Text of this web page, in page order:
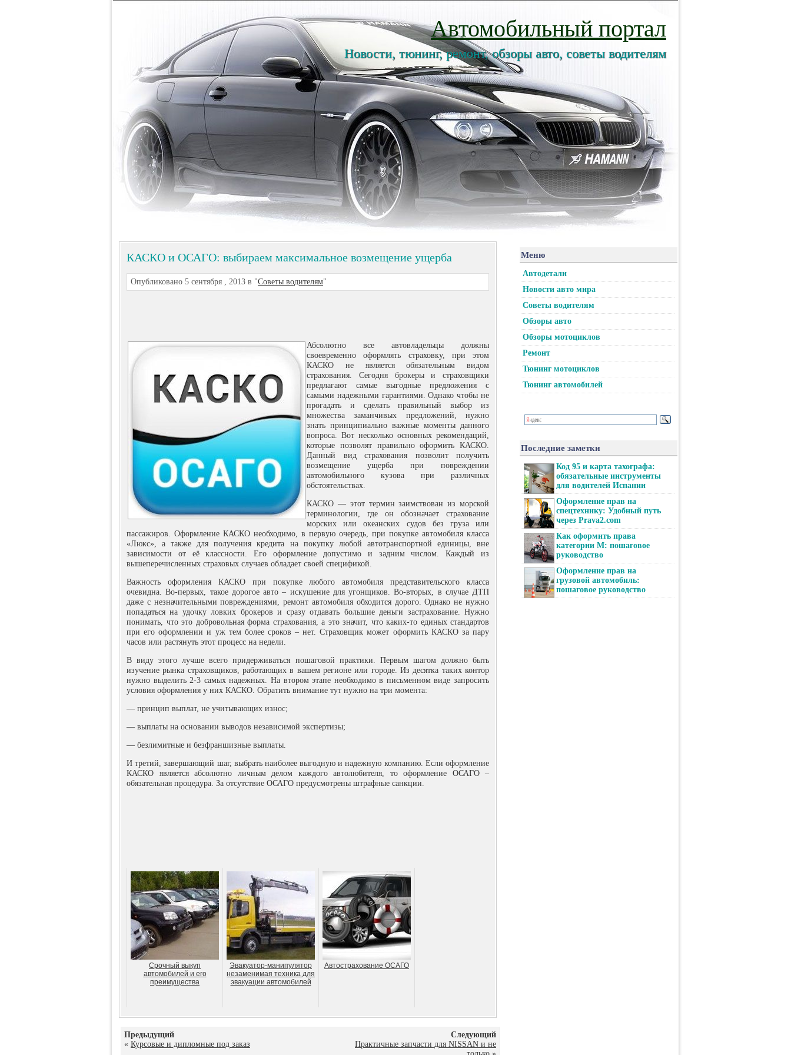
Автомобильный портал
Новости, тюнинг, ремонт, обзоры авто, советы водителям
КАСКО и ОСАГО: выбираем максимальное возмещение ущерба
Опубликовано 5 сентября , 2013 в "Советы водителям"
Абсолютно все автовладельцы должны
своевременно оформлять страховку, при этом
КАСКО не является обязательным видом
страхования. Сегодня брокеры и страховщики
предлагают самые выгодные предложения с
самыми надежными гарантиями. Однако чтобы не
прогадать и сделать правильный выбор из
множества заманчивых предложений, нужно
знать принципиально важные моменты данного
вопроса. Вот несколько основных рекомендаций,
которые позволят правильно оформить КАСКО.
Данный вид страхования позволит получить
возмещение ущерба при повреждении
автомобильного кузова при различных
обстоятельствах.
КАСКО — этот термин заимствован из морской
терминологии, где он обозначает страхование
морских или океанских судов без груза или
пассажиров. Оформление КАСКО необходимо, в первую очередь, при покупке автомобиля класса
«Люкс», а также для получения кредита на покупку любой автотранспортной единицы, вне
зависимости от её классности. Его оформление допустимо и задним числом. Каждый из
вышеперечисленных страховых случаев обладает своей спецификой.
Важность оформления КАСКО при покупке любого автомобиля представительского класса
очевидна. Во-первых, такое дорогое авто – искушение для угонщиков. Во-вторых, в случае ДТП
даже с незначительными повреждениями, ремонт автомобиля обходится дорого. Однако не нужно
попадаться на удочку ловких брокеров и сразу отдавать большие деньги застрахование. Нужно
понимать, что это добровольная форма страхования, а это значит, что каких-то единых стандартов
при его оформлении и уж тем более сроков – нет. Страховщик может оформить КАСКО за пару
часов или растянуть этот процесс на недели.
В виду этого лучше всего придерживаться пошаговой практики. Первым шагом должно быть
изучение рынка страховщиков, работающих в вашем регионе или городе. Из десятка таких контор
нужно выделить 2-3 самых надежных. На втором этапе необходимо в письменном виде запросить
условия оформления у них КАСКО. Обратить внимание тут нужно на три момента:
— принцип выплат, не учитывающих износ;
— выплаты на основании выводов независимой экспертизы;
— безлимитные и безфраншизные выплаты.
И третий, завершающий шаг, выбрать наиболее выгодную и надежную компанию. Если оформление
КАСКО является абсолютно личным делом каждого автолюбителя, то оформление ОСАГО –
обязательная процедура. За отсутствие ОСАГО предусмотрены штрафные санкции.
Срочный выкуп
автомобилей и его
преимущества
Эвакуатор-манипулятор
незаменимая техника для
эвакуации автомобилей
Автострахование ОСАГО
Предыдущий
« Курсовые и дипломные под заказ
Следующий
Практичные запчасти для NISSAN и не
Меню
Автодетали
Новости авто мира
Советы водителям
Обзоры авто
Обзоры мотоциклов
Ремонт
Тюнинг мотоциклов
Тюнинг автомобилей
Последние заметки
Код 95 и карта тахографа:
обязательные инструменты
для водителей Испании
Оформление прав на
спецтехнику: Удобный путь
через Prava2.com
Как оформить права
категории М: пошаговое
руководство
Оформление прав на
грузовой автомобиль:
пошаговое руководство